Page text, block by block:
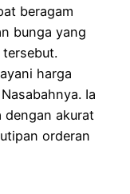
beragam
bunga yang
harga
Ia
dengan akurat
orderan